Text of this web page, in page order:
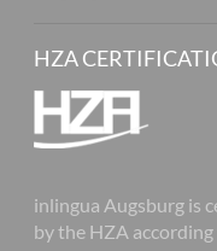
HZA
inlingua Augsburg is
by the HZA according